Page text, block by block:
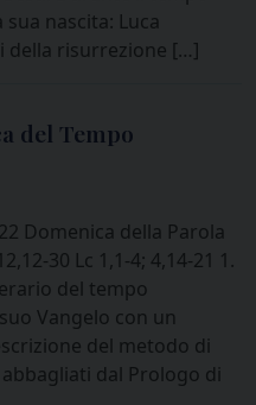
nascita: Luca
della risurrezione […]
del Tempo
Domenica della Parola
30 Lc 1,1-4; 4,14-21 1.
del tempo
Vangelo con un
del metodo di
dal Prologo di